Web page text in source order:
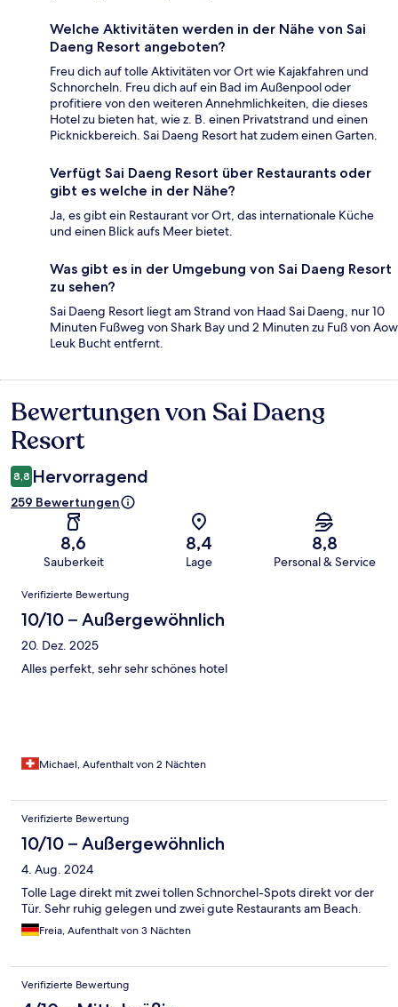
Welche Aktivitäten werden in der Nähe von Sai
Daeng Resort angeboten?
Freu dich auf tolle Aktivitäten vor Ort wie Kajakfahren und
Schnorcheln. Freu dich auf ein Bad im Außenpool oder
profitiere von den weiteren Annehmlichkeiten, die dieses
Hotel zu bieten hat, wie z. B. einen Privatstrand und einen
Picknickbereich. Sai Daeng Resort hat zudem einen Garten.
Verfügt Sai Daeng Resort über Restaurants oder
gibt es welche in der Nähe?
Ja, es gibt ein Restaurant vor Ort, das internationale Küche
und einen Blick aufs Meer bietet.
Was gibt es in der Umgebung von Sai Daeng Resort
zu sehen?
Sai Daeng Resort liegt am Strand von Haad Sai Daeng, nur 10
Minuten Fußweg von Shark Bay und 2 Minuten zu Fuß von Aow
Leuk Bucht entfernt.
Bewertungen
Bewertungen von Sai Daeng
Resort
8,8 Hervorragend
259 Bewertungen
8,6
Sauberkeit
8,4
Lage
8,8
Personal & Service
Bewertungen
Verifizierte Bewertung
10/10 – Außergewöhnlich
20. Dez. 2025
Alles perfekt, sehr sehr schönes hotel
Michael, Aufenthalt von 2 Nächten
Verifizierte Bewertung
10/10 – Außergewöhnlich
4. Aug. 2024
Tolle Lage direkt mit zwei tollen Schnorchel-Spots direkt vor der
Tür. Sehr ruhig gelegen und zwei gute Restaurants am Beach.
Freia, Aufenthalt von 3 Nächten
Verifizierte Bewertung